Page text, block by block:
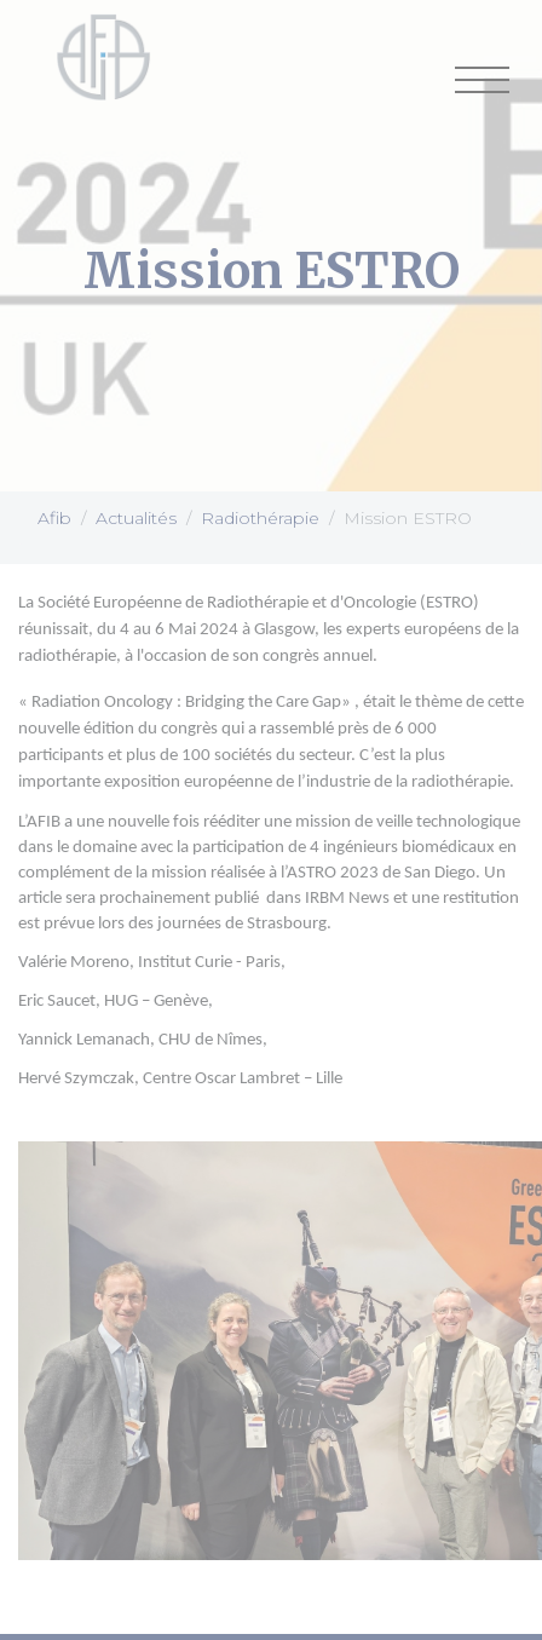
Mission ESTRO
Afib Actualités Radiothérapie Mission ESTRO
La Société Européenne de Radiothérapie et d'Oncologie (ESTRO)
réunissait, du 4 au 6 Mai 2024 à Glasgow, les experts européens de la
radiothérapie, à l'occasion de son congrès annuel.
« Radiation Oncology : Bridging the Care Gap» , était le thème de cette
nouvelle édition du congrès qui a rassemblé près de 6 000
participants et plus de 100 sociétés du secteur. C’est la plus
importante exposition européenne de l’industrie de la radiothérapie.
L’AFIB a une nouvelle fois rééditer une mission de veille technologique
dans le domaine avec la participation de 4 ingénieurs biomédicaux en
complément de la mission réalisée à l’ASTRO 2023 de San Diego. Un
article sera prochainement publié dans IRBM News et une restitution
est prévue lors des journées de Strasbourg.
Valérie Moreno, Institut Curie - Paris,
Eric Saucet, HUG – Genève,
Yannick Lemanach, CHU de Nîmes,
Hervé Szymczak, Centre Oscar Lambret – Lille
Cookies management panel